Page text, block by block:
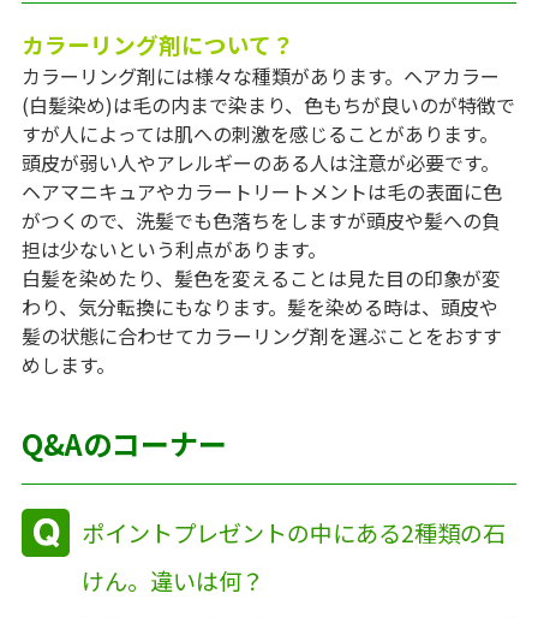
カラーリング剤について？
カラーリング剤には様々な種類があります。ヘアカラー
(白髪染め)は毛の内まで染まり、色もちが良いのが特徴で
すが人によっては肌への刺激を感じることがあります。
頭皮が弱い人やアレルギーのある人は注意が必要です。
ヘアマニキュアやカラートリートメントは毛の表面に色
がつくので、洗髪でも色落ちをしますが頭皮や髪への負
担は少ないという利点があります。
白髪を染めたり、髪色を変えることは見た目の印象が変
わり、気分転換にもなります。髪を染める時は、頭皮や
髪の状態に合わせてカラーリング剤を選ぶことをおすす
めします。
Q&Aのコーナー
ポイントプレゼントの中にある2種類の石
けん。違いは何？